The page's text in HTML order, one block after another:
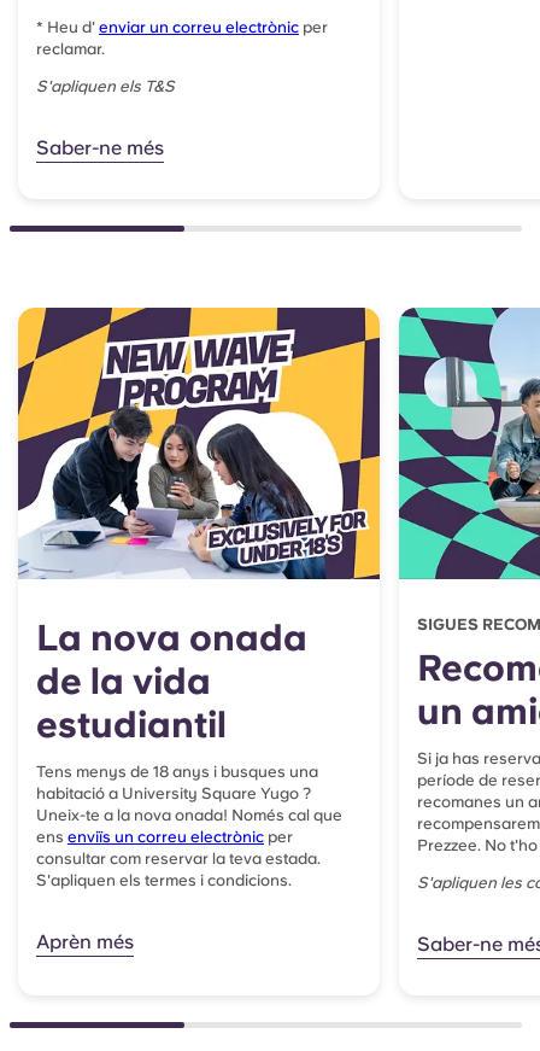
* Heu d' enviar un correu electrònic per
reclamar.
S'apliquen els T&S
Saber-ne més
La nova onada
de la vida
estudiantil
Tens menys de 18 anys i busques una
habitació a University Square Yugo ?
Uneix-te a la nova onada! Només cal que
ens enviïs un correu electrònic per
consultar com reservar la teva estada.
S'apliquen els termes i condicions.
Aprèn més
SIGUES
un
Si ja has
període de
recomanes un
Prezzee. No
S'apliquen les
Saber-ne